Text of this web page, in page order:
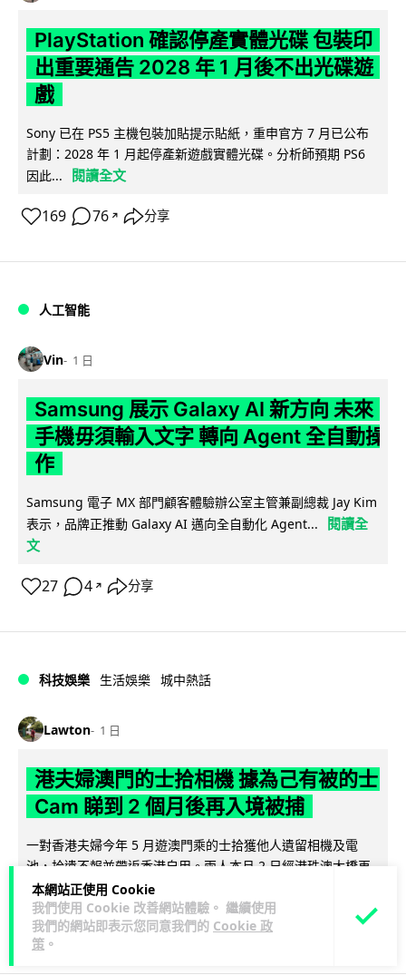
本網站正使用 Cookie
我們使用 Cookie 改善網站體驗。 繼續使用
我們的網站即表示您同意我們的 Cookie 政
策 。
PlayStation 確認停產實體光碟 包裝印
出重要通告 2028 年 1 月後不出光碟遊
戲
Sony 已在 PS5 主機包裝加貼提示貼紙，重申官方 7 月已公布
計劃：2028 年 1 月起停產新遊戲實體光碟。分析師預期 PS6
因此...
閱讀全文
169 76 ↗ 分享
人工智能
Vin 1 日
Samsung 展示 Galaxy AI 新方向 未來
手機毋須輸入文字 轉向 Agent 全自動操
作
Samsung 電子 MX 部門顧客體驗辦公室主管兼副總裁 Jay Kim
表示，品牌正推動 Galaxy AI 邁向全自動化 Agent...
閱讀全
文
27 4 ↗ 分享
科技娛樂 生活娛樂 城中熱話
Lawton 1 日
港夫婦澳門的士拾相機 據為己有被的士
Cam 睇到 2 個月後再入境被捕
一對香港夫婦今年 5 月遊澳門乘的士拾獲他人遺留相機及電
池，拾遺不報並帶返香港自用。兩人本月 2 日經港珠澳大橋再
次入境澳門時，被治安警察局...
532 75 ↗ 分享